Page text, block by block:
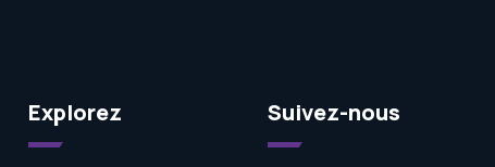
Explorez Suivez-nous